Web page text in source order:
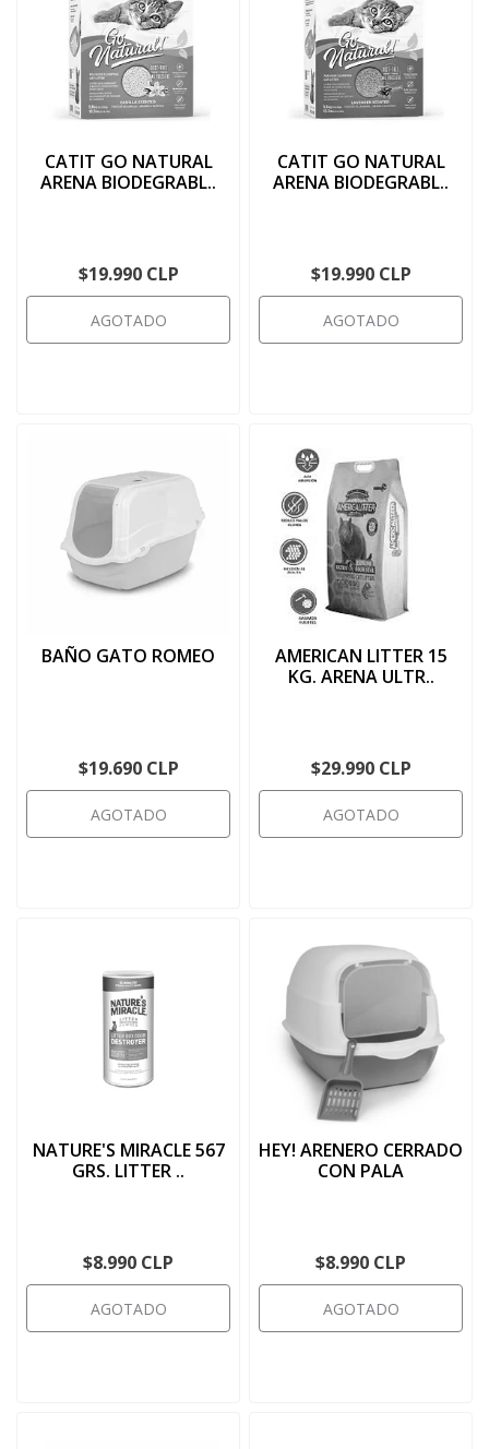
CATIT GO NATURAL
ARENA BIODEGRABL..
$19.990 CLP
AGOTADO
CATIT GO NATURAL
ARENA BIODEGRABL..
$19.990 CLP
AGOTADO
BAÑO GATO ROMEO
$19.690 CLP
AGOTADO
AMERICAN LITTER 15
KG. ARENA ULTR..
$29.990 CLP
AGOTADO
NATURE'S MIRACLE 567
GRS. LITTER ..
$8.990 CLP
AGOTADO
HEY! ARENERO CERRADO
CON PALA
$8.990 CLP
AGOTADO